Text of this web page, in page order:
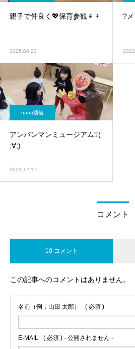
親子で仲良く💖保育参観👧👦
2025.08.23
?
nana通信
アンパンマンミュージアム❔(
;∀;)
2021.12.17
コメント
10 コメント
この記事へのコメントはありません。
名前（例：山田 太郎） ( 必須 )
E-MAIL ( 必須 ) - 公開されません -